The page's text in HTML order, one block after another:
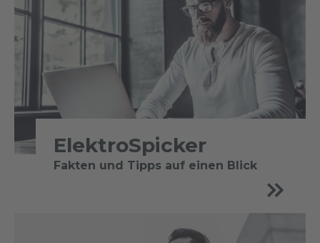
ElektroSpicker
Fakten und Tipps auf einen Blick